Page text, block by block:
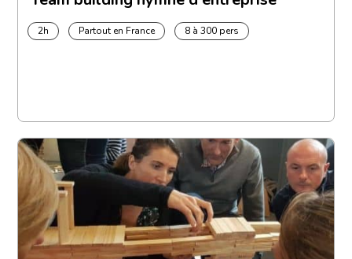
2h Partout en France 8 à 300 pers